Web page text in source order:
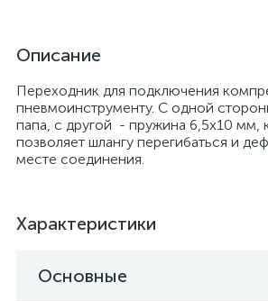
Описание
Переходник для подключения
пневмоинструменту. С одной
папа, с другой - пружина 6,5x10 мм,
позволяет шлангу перегибаться и
месте соединения.
Характеристики
Основные